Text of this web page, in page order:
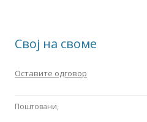
Свој на своме
Оставите одговор
Поштовани,